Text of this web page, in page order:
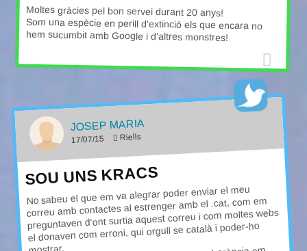
Moltes gràcies pel bon servei durant 20 anys!
Som una espècie en perill d'extinció els que encara no
hem sucumbit amb Google i d'altres monstres!
JOSEP MARIA
17/07/15 Riells
SOU UNS KRACS
No sabeu el que em va alegrar poder enviar el meu
correu amb contactes al estrenger amb el .cat, com em
preguntaven d'ont surtia aquest correu i com moltes webs
el donaven com erroni, qui orgull se català i poder-ho